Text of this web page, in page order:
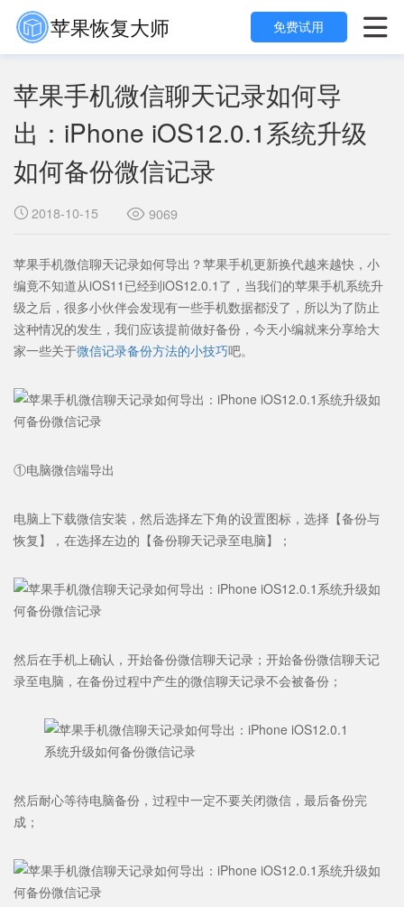
苹果恢复大师 
免费试用
苹果手机微信聊天记录如何导
出：iPhone iOS12.0.1系统升级
如何备份微信记录
 2018-10-15  9069
苹果手机微信聊天记录如何导出？ 苹果手机更新换代越来越快，小
编竟不知道从iOS11已经到iOS12.0.1了，当我们的苹果手机系统升
级之后，很多小伙伴会发现有一些手机数据都没了，所以为了防止
这种情况的发生，我们应该提前做好备份，今天小编就来分享给大
家一些关于微信记录备份方法的小技巧吧。
①电脑微信端导出
电脑上下载微信安装，然后选择左下角的设置图标，选择【备份与
恢复】，在选择左边的【备份聊天记录至电脑】；
然后在手机上确认，开始备份微信聊天记录；开始备份微信聊天记
录至电脑，在备份过程中产生的微信聊天记录不会被备份；
然后耐心等待电脑备份，过程中一定不要关闭微信，最后备份完
成；